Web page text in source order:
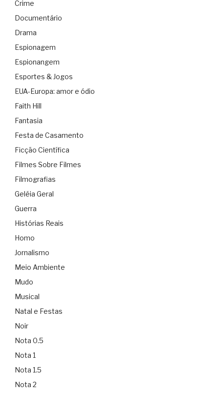
Crime
Documentário
Drama
Espionagem
Espionangem
Esportes & Jogos
EUA-Europa: amor e ódio
Faith Hill
Fantasia
Festa de Casamento
Ficção Científica
Filmes Sobre Filmes
Filmografias
Geléia Geral
Guerra
Histórias Reais
Homo
Jornalismo
Meio Ambiente
Mudo
Musical
Natal e Festas
Noir
Nota 0.5
Nota 1
Nota 1.5
Nota 2